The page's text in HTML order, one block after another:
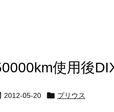
使用後
2012-05-20  プリウス